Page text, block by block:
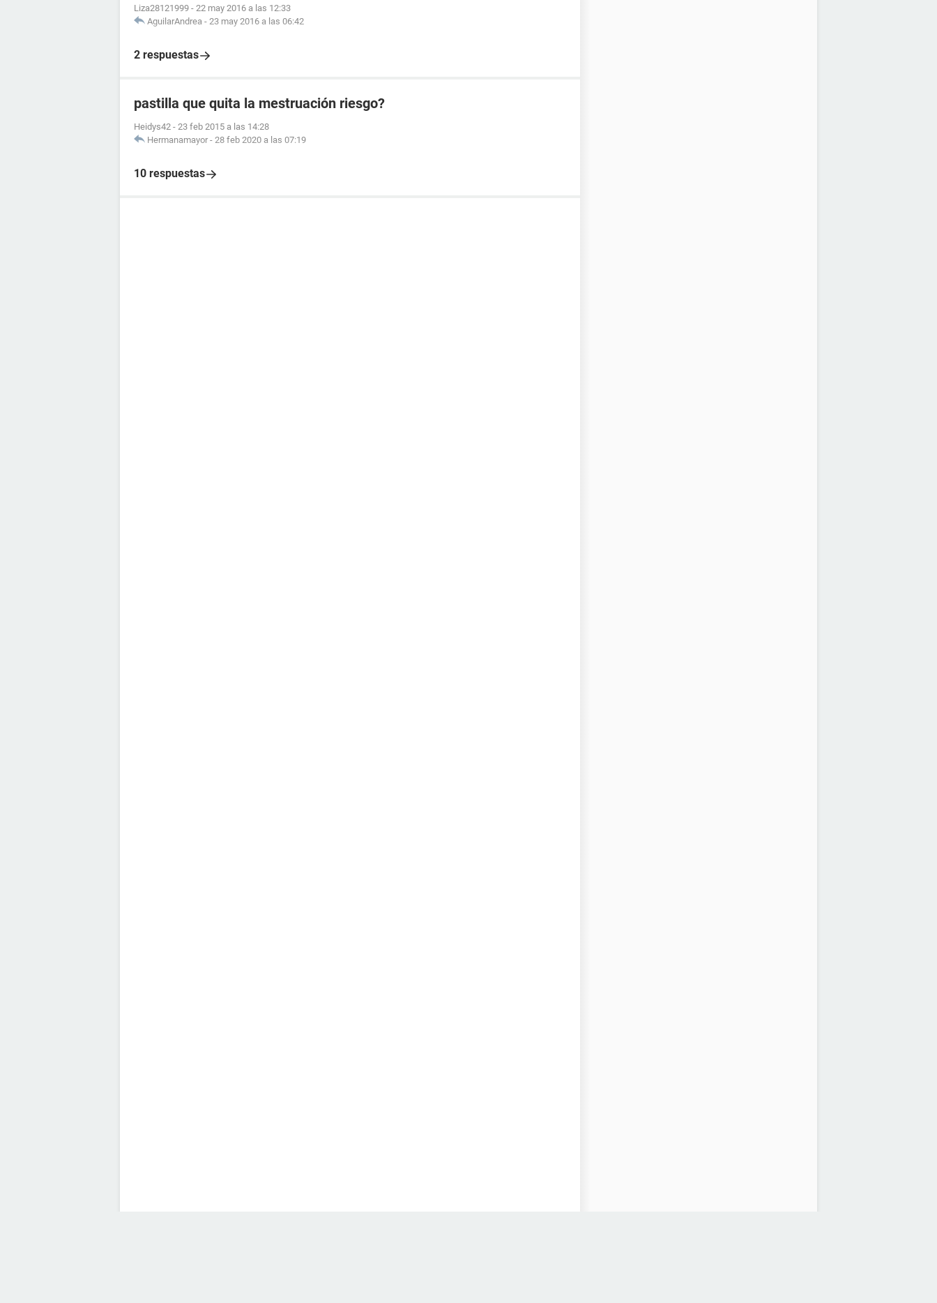
Liza28121999 - 22 may 2016 a las 12:33
AguilarAndrea - 23 may 2016 a las 06:42
2 respuestas
pastilla que quita la mestruación riesgo?
Heidys42 - 23 feb 2015 a las 14:28
Hermanamayor - 28 feb 2020 a las 07:19
10 respuestas